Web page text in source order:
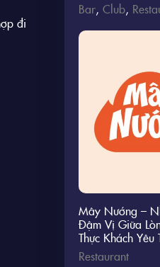
đi
Bar, Club,
Mây Nướng –
Đậm Vị Giữa
Thực Khách Yêu
Restaurant